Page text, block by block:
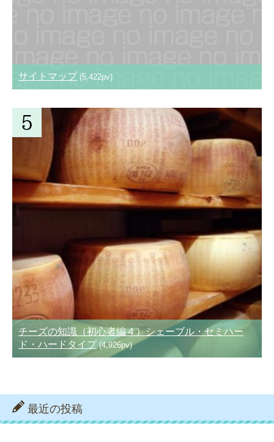
サイトマップ (5,422pv)
チーズの知識（初心者編４）シェーブル・セミハー
ド・ハードタイプ(4,926pv)
最近の投稿